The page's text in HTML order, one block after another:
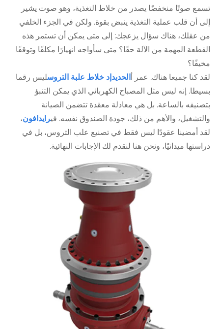
تسمع صوتًا منخفضًا يصدر من خلاط التغذية، وهو صوت يشير
إلى أن قلب عملية التغذية ينبض بقوة. ولكن في الجزء الخلفي
من عقلك، هناك سؤال يزعجك: إلى متى يمكن أن تستمر هذه
القطعة المهمة من الآلة حقًا؟ متى سأواجه انهيارًا مكلفًا وتوقفًا
مخيفًا؟
لقد كنا جميعا هناك. عمر أالحديدإد خلاط علبة التروسليس رقما
بسيطا. إنه ليس مثل المصباح الكهربائي الذي يمكن التنبؤ
بتصنيفه بالساعة. بل هي معادلة معقدة تتضمن الصيانة
والتشغيل، والأهم من ذلك، جودة الصندوق نفسه. فيرايدافون،
لقد أمضينا عقودًا ليس فقط في تصنيع علب التروس، بل في
دراستها ميدانيًا، ونحن هنا لنقدم لك الإجابات النهائية.